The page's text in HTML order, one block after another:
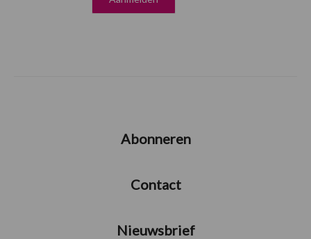
Abonneren
Contact
Nieuwsbrief